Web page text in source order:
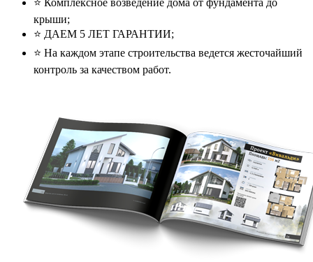
крыши;
⭐️ ДАЕМ 5 ЛЕТ ГАРАНТИИ;
⭐️ На каждом этапе строительства ведется жесточайший
контроль за качеством работ.